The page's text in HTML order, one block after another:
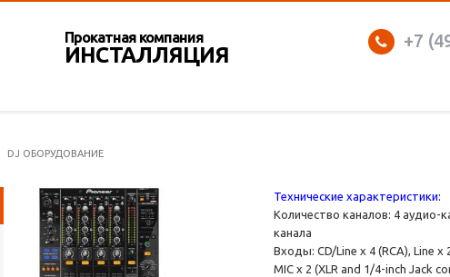
Прокатная компания
ИНСТАЛЛЯЦИЯ
+7
DJ ОБОРУДОВАНИЕ
Технические характеристики:
Количество каналов: 4 аудио-
канала
Входы: CD/Line х 4 (RCA), Line x
MIC х 2 (XLR and 1/4-inch Jack